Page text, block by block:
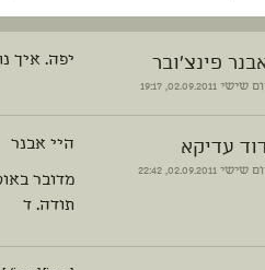
פינצ'ובר
שישי
יפה. איך
עדיקא
שישי
היי אבנר
מדובר
תודה. ד